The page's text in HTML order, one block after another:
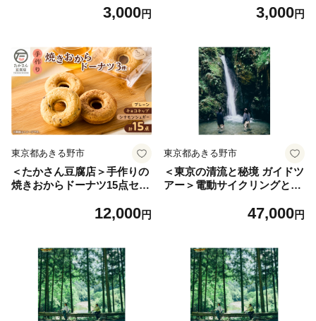
3,000円 3,000円
東京都あきる野市
＜たかさん豆腐店＞手作りの
焼きおからドーナツ15点セッ
12,000円
東京都あきる野市
＜東京の清流と秘境 ガイドツ
アー＞電動サイクリングとリ
を満喫!【1577118】47,000円